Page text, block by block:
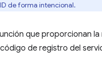
de forma intencional.
que proporcionan
de registro del